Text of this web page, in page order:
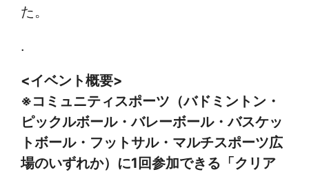
た。
.
<イベント概要>
※コミュニティスポーツ（バドミントン・
ピックルボール・バレーボール・バスケッ
トボール・フットサル・マルチスポーツ広
場のいずれか）に1回参加できる「クリア